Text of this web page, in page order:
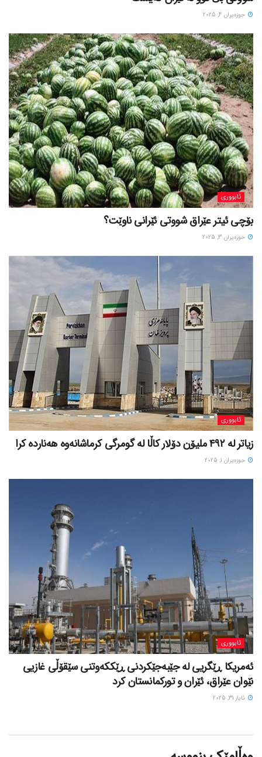
حوزه‌یران 4, 2025
ئابووری
بۆچی ئیتر عێراق شووتی ئێرانی ناوێت؟
حوزه‌یران 3, 2025
ئابووری
زیاتر لە ٤٩٢ ملیۆن دۆلار کاڵا لە گومرگی کرماشانەوە هەناردە کرا
حوزه‌یران 1, 2025
ئابووری
ئەمریکا ڕێگریی لە جێبەجێکردنی ڕێککەوتنی سێقۆڵی غازیی
نێوان عێراق، ئێران و تورکمانستان کرد
ئایار 31, 2025